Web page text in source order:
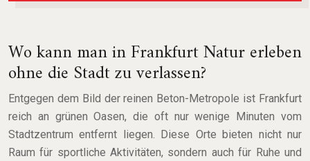
Wo kann man in Frankfurt Natur erleben
ohne die Stadt zu verlassen?
Entgegen dem Bild der reinen Beton-Metropole ist Frankfurt
reich an grünen Oasen, die oft nur wenige Minuten vom
Stadtzentrum entfernt liegen. Diese Orte bieten nicht nur
Raum für sportliche Aktivitäten, sondern auch für Ruhe und